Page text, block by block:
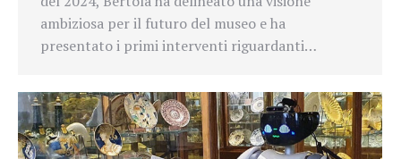
ambiziosa per il futuro del museo e ha
presentato i primi interventi riguardanti…